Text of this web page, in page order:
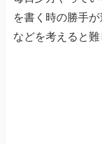
を書く時の勝手
などを考えると難